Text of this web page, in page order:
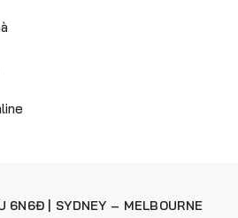
6N6Đ | SYDNEY – MELBOURNE